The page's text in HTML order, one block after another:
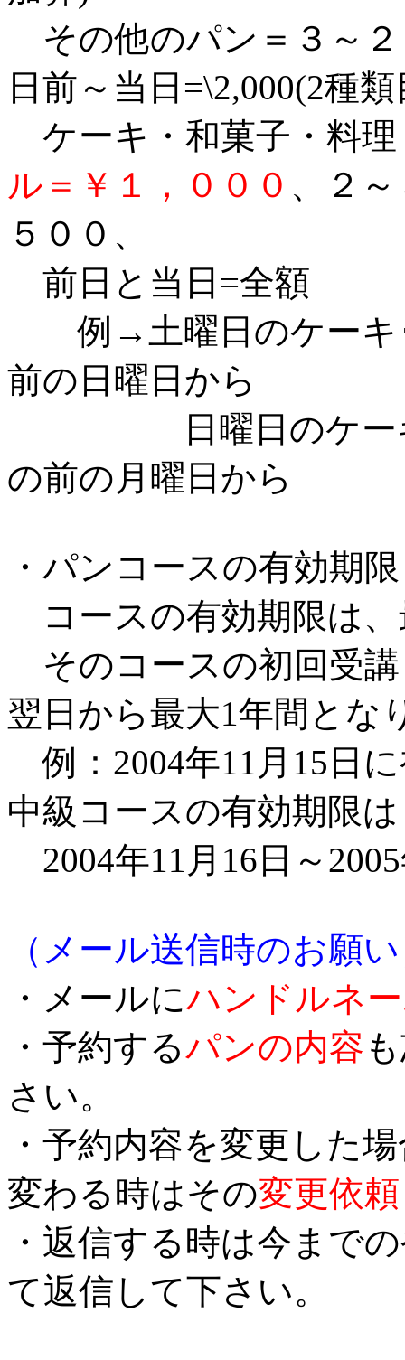
その他のパン＝３～２
日前～当日=\2,000(2種
ケーキ・和菓子・料
ル＝￥１，０００ 、
２
５００、
前日と当日=全額
例→土曜日のケーキ･
前の日曜日から
日曜日のケーキ･
の前の月曜日から
・パンコースの有効期限
コースの有効期限は、
そのコースの初回受
翌日から最大1年間とな
例：2004年11月15日
中級コースの有効期限は
2004年11月16日～
（メール送信時のお願
・メールにハンドルネ
・予約するパンの内容
さい。
・予約内容を変更した
変わる時はその変更依
・返信する時は今まで
て返信して下さい。